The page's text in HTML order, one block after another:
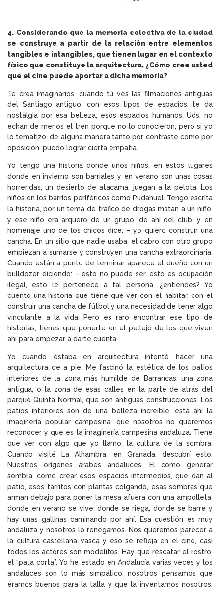
4. Considerando que la memoria colectiva de la ciudad
se construye a partir de la relación entre elementos
tangibles e intangibles, que tienen lugar en el contexto
físico que constituye la arquitectura, ¿Cómo cree usted
que el cine puede aportar a dicha memoria?
Te crea imaginarios, cuando tú ves las filmaciones antiguas
del Santiago antiguo, con esos tipos de espacios, te da
nostalgia por esa belleza, esos espacios humanos. Uds. no
echan de menos el tren porque no lo conocieron, pero si yo
lo tematizo, de alguna manera tanto por contraste como por
oposición, puedo lograr cierta empatía.
Yo tengo una historia donde unos niños, en estos lugares
donde en invierno son barriales y en verano son unas cosas
horrendas, un desierto de atacama, juegan a la pelota. Los
niños en los barrios periféricos como Pudahuel. Tengo escrita
la historia, por un tema de tráfico de drogas matan a un niño,
y ese niño era arquero de un grupo, de ahí del club, y en
homenaje uno de los chicos dice: – yo quiero construir una
cancha. En un sitio que nadie usaba, el cabro con otro grupo
empiezan a sumarse y construyen una cancha extraordinaria.
Cuando están a punto de terminar aparece el dueño con un
bulldozer diciendo: – esto no puede ser, esto es ocupación
ilegal, esto le pertenece a tal persona, ¿entiendes? Yo
cuento una historia que tiene que ver con el habitar, con el
construir una cancha de fútbol y una necesidad de tener algo
vinculante a la vida. Pero es raro encontrar ese tipo de
historias, tienes que ponerte en el pellejo de los que viven
ahí para empezar a darte cuenta.
Yo cuando estaba en arquitectura intenté hacer una
arquitectura de a pie. Me fascinó la estética de los patios
interiores de la zona más humilde de Barrancas, una zona
antigua, o la zona de esas calles en la parte de atrás del
parque Quinta Normal, que son antiguas construcciones. Los
patios interiores son de una belleza increíble, está ahí la
imaginería popular campesina, que nosotros no queremos
reconocer y que es la imaginería campesina andaluza. Tiene
que ver con algo que yo llamo, la cultura de la sombra.
Cuando visité La Alhambra, en Granada, descubrí esto.
Nuestros orígenes árabes andaluces. El cómo generar
sombra, como crear esos espacios intermedios, que dan al
patio, esos tarritos con plantas colgando, esas sombras que
arman debajo para poner la mesa afuera con una ampolleta,
donde en verano se vive, donde se riega, donde se barre y
hay unas gallinas caminando por ahí. Esa cuestión es muy
andaluza y nosotros lo renegamos. Nos queremos parecer a
la cultura castellana vasca y eso se refleja en el cine, casi
todos los actores son modelitos. Hay que rescatar el rostro,
el “pata corta”. Yo he estado en Andalucía varias veces y los
andaluces son lo más simpático, nosotros pensamos que
éramos buenos para la talla y que la inventamos nosotros,